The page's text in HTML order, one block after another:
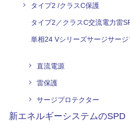
タイプ2 /クラスC保護
タイプ2／クラスC交流電力雷
単相24 Vシリーズサージサー
直流電源
雷保護
サージプロテクター
新エネルギーシステムのSPD